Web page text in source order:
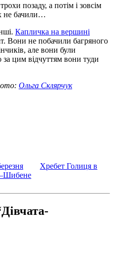
позаду, а потім і зовсім
не бачили…
Капличка на вершині
Вони не побачили багряного
але вони були
цим відчуттям вони туди
Ольга Склярчук
Хребет Голиця в